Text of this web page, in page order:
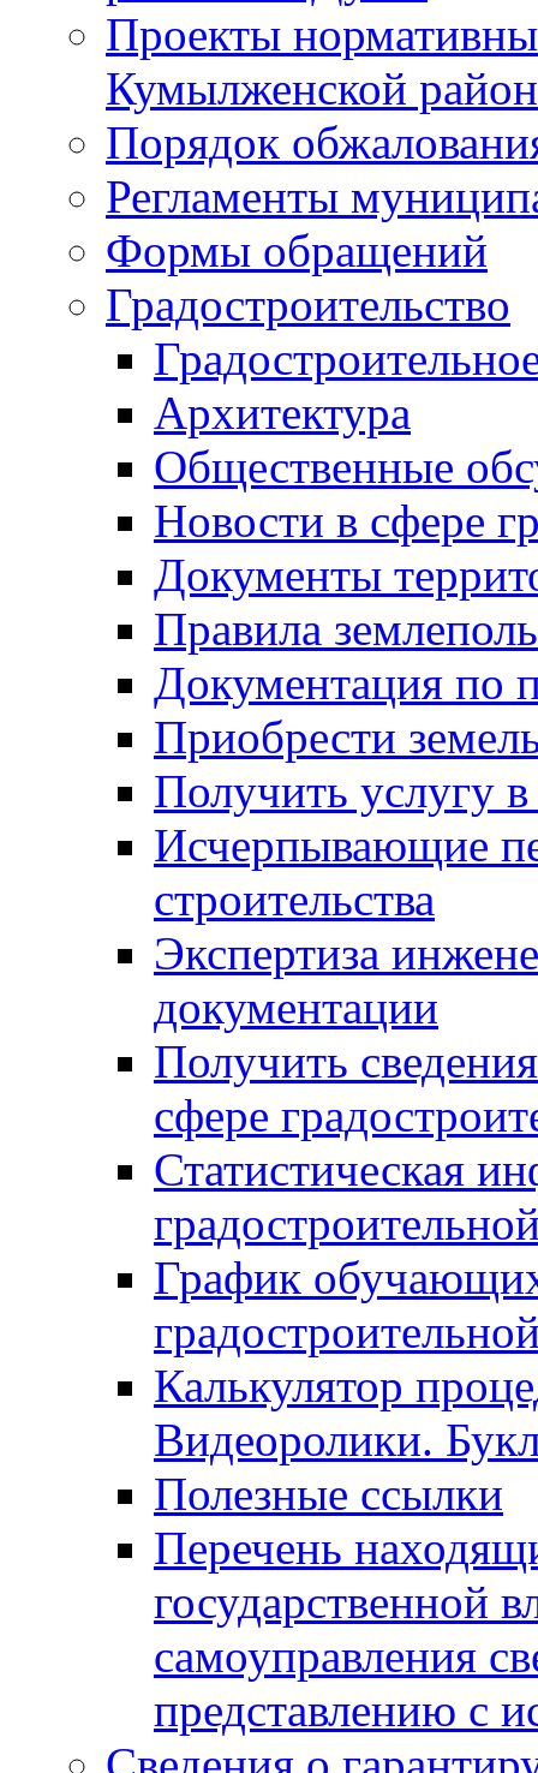
Проекты
Кумылженской
Порядок
Регламенты
Формы обращений
Градостроительство
Архитектура
Общественные
Новости в сфере
Документы
Правила
Документация по
Приобрести
Получить услугу в
Исчерпывающие
строительства
Экспертиза
документации
Получить
сфере
Статистическая
График
Калькулятор
Видеоролики.
Полезные ссылки
Перечень
государственной
самоуправления
представлению с